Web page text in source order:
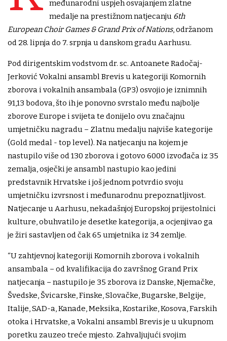
međunarodni uspjeh osvajanjem zlatne
medalje na prestižnom natjecanju 6th
European Choir Games & Grand Prix of Nations, održanom
od 28. lipnja do 7. srpnja u danskom gradu Aarhusu.
Pod dirigentskim vodstvom dr. sc. Antoanete Radočaj-
Jerković Vokalni ansambl Brevis u kategoriji Komornih
zborova i vokalnih ansambala (GP3) osvojio je iznimnih
91,13 bodova, što ih je ponovno svrstalo među najbolje
zborove Europe i svijeta te donijelo ovu značajnu
umjetničku nagradu – Zlatnu medalju najviše kategorije
(Gold medal - top level). Na natjecanju na kojem je
nastupilo više od 130 zborova i gotovo 6000 izvođača iz 35
zemalja, osječki je ansambl nastupio kao jedini
predstavnik Hrvatske i još jednom potvrdio svoju
umjetničku izvrsnost i međunarodnu prepoznatljivost.
Natjecanje u Aarhusu, nekadašnjoj Europskoj prijestolnici
kulture, obuhvatilo je desetke kategorija, a ocjenjivao ga
je žiri sastavljen od čak 65 umjetnika iz 34 zemlje.
“U zahtjevnoj kategoriji Komornih zborova i vokalnih
ansambala – od kvalifikacija do završnog Grand Prix
natjecanja – nastupilo je 35 zborova iz Danske, Njemačke,
Švedske, Švicarske, Finske, Slovačke, Bugarske, Belgije,
Italije, SAD-a, Kanade, Meksika, Kostarike, Kosova, Farskih
otoka i Hrvatske, a Vokalni ansambl Brevis je u ukupnom
poretku zauzeo treće mjesto. Zahvaljujući svojim